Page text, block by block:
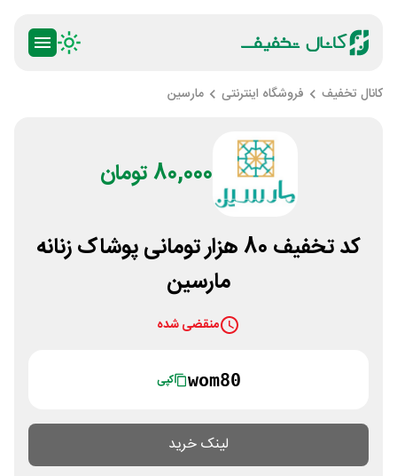
کانال تخفیف فروشگاه اینترنتی مارسین
80,000 تومان
کد تخفیف 80 هزار تومانی پوشاک زنانه
مارسین
منقضی شده
wom80 کپی
لینک خرید